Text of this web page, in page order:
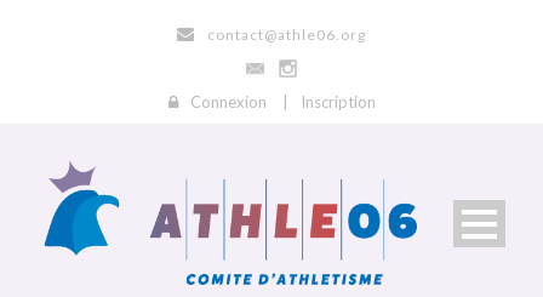
contact@athle06.org
Connexion Inscription